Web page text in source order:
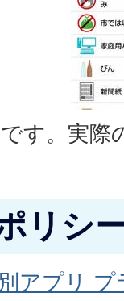
す。実際
リシ
アプリ